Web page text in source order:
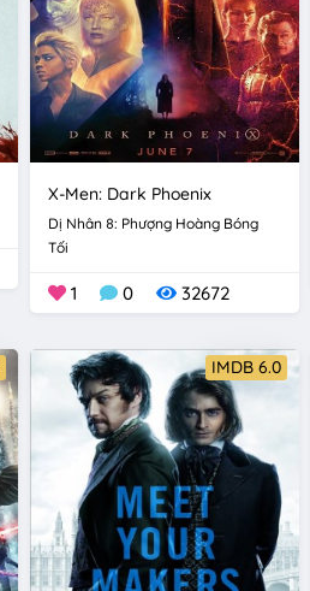
X-Men: Dark Phoenix
Dị Nhân 8: Phượng Hoàng Bóng
Tối
1 0 32672
IMDB 6.0